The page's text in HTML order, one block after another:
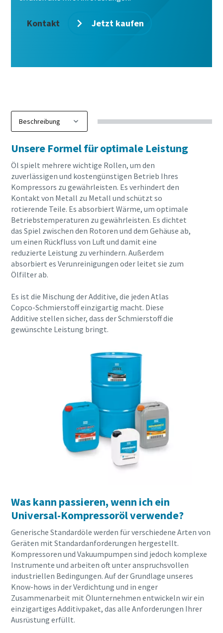
10 Schritte hin zu einer umweltfreundlichen
CO2-Reduzierung für eine umweltfreundliche Produktion
– alles, was Sie wissen müssen
Alles, was Sie über Ihren pneumatischen
Förderprozess wissen müssen
Entdecken Sie, wie Sie einen effizienteren pneumatischen
Förderprozess schaffen können.
Kontakt Jetzt kaufen
Unsere Formel für optimale Leistung
Öl spielt mehrere wichtige Rollen, um den
zuverlässigen und kostengünstigen Betrieb Ihres
Kompressors zu gewährleisten. Es verhindert den
Kontakt von Metall zu Metall und schützt so
rotierende Teile. Es absorbiert Wärme, um optimale
Betriebstemperaturen zu gewährleisten. Es dichtet
das Spiel zwischen den Rotoren und dem Gehäuse ab,
um einen Rückfluss von Luft und damit eine
reduzierte Leistung zu verhindern. Außerdem
absorbiert es Verunreinigungen oder leitet sie zum
Ölfilter ab.
Es ist die Mischung der Additive, die jeden Atlas
Copco-Schmierstoff einzigartig macht. Diese
Additive stellen sicher, dass der Schmierstoff die
gewünschte Leistung bringt.
Was kann passieren, wenn ich ein
Universal-Kompressoröl verwende?
Generische Standardöle werden für verschiedene Arten von
Geräten mit Standardanforderungen hergestellt.
Kompressoren und Vakuumpumpen sind jedoch komplexe
Instrumente und arbeiten oft unter anspruchsvollen
industriellen Bedingungen. Auf der Grundlage unseres
Know-hows in der Verdichtung und in enger
Zusammenarbeit mit Ölunternehmen entwickeln wir ein
einzigartiges Additivpaket, das alle Anforderungen Ihrer
Ausrüstung erfüllt.
Weitere Informationen
Straße
Stadt
Postleitzahl
Anfordern
Anforderungstyp
Beliebige Frage oder Anforderung
Wenn Sie diese Anfrage absenden,
kann Atlas Copco Sie anhand der
gesammelten Informationen
kontaktieren. Weitere
Informationen finden Sie in
unserer Datenschutzrichtlinie.
gelesen und akzeptiert.
Ich erkläre mich hiermit
ausdrücklich damit
einverstanden, dass Atlas
Copco mir
Marketinginformationen
über seine Produkte
zusendet, mich auf
freiwilliger Basis zur
Teilnahme an Online-